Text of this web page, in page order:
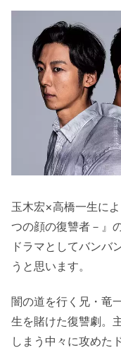
玉木宏×高橋一生に
つの顔の復讐者－』
ドラマとしてバンバ
うと思います。
闇の道を行く兄・竜
生を賭けた復讐劇。
しまう中々に攻めた